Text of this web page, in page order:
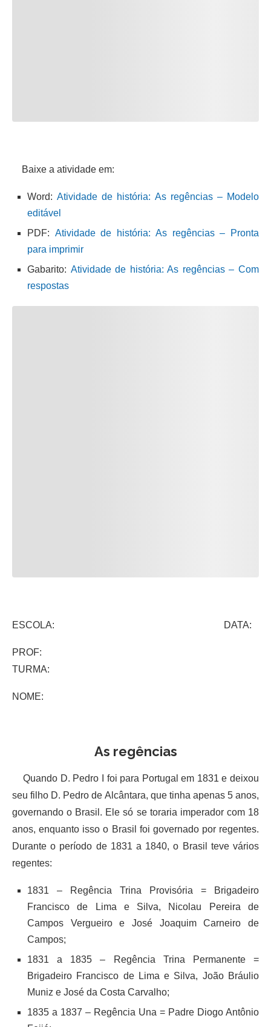
Baixe a atividade em:
Word:Atividade de história: As regências – Modelo
editável
PDF: Atividade de história: As regências – Pronta
para imprimir
Gabarito: Atividade de história: As regências – Com
respostas
ESCOLA: DATA:
PROF:
TURMA:
NOME:
As regências
Quando D. Pedro I foi para Portugal em 1831 e deixou
seu filho D. Pedro de Alcântara, que tinha apenas 5 anos,
governando o Brasil. Ele só se toraria imperador com 18
anos, enquanto isso o Brasil foi governado por regentes.
Durante o período de 1831 a 1840, o Brasil teve vários
regentes:
1831 – Regência Trina Provisória = Brigadeiro
Francisco de Lima e Silva, Nicolau Pereira de
Campos Vergueiro e José Joaquim Carneiro de
Campos;
1831 a 1835 – Regência Trina Permanente =
Brigadeiro Francisco de Lima e Silva, João Bráulio
Muniz e José da Costa Carvalho;
1835 a 1837 – Regência Una = Padre Diogo Antônio